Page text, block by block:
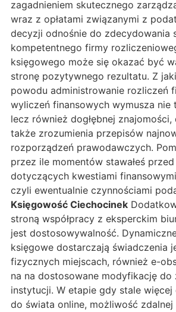
zagadnieniem skutecznego
wraz z opłatami związanymi z
decyzji odnośnie do zdecydowania
kompetentnego firmy
księgowego może się okazać być
stronę pozytywnego rezultatu. Z
powodu administrowanie rozliczeń
wyliczeń finansowych wymusza nie
lecz również dogłębnej
także zrozumienia przepisów
rozporządzeń prawodawczych.
przez ile momentów stawałeś
dotyczących kwestiami
czyli ewentualnie czynnościami
Księgowość Ciechocinek
stroną współpracy z eksperckim
jest dostosowywalność.
księgowe dostarczają świadczenia
fizycznych miejscach, również e-
na na dostosowane modyfikację do
instytucji. W etapie gdy stale więcej
do świata online, możliwość zdalnej